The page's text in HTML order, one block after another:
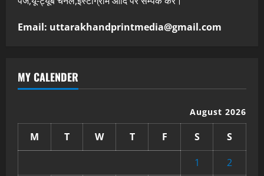
Email: uttarakhandprintmedia@gmail.com
MY CALENDER
August 2026
M T W T F S
S
1
2